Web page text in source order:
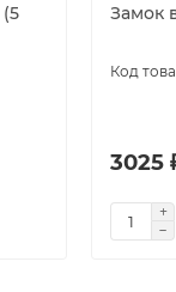
Замок
3025